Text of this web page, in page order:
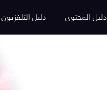
دليل المحتوى دليل التلفزيون